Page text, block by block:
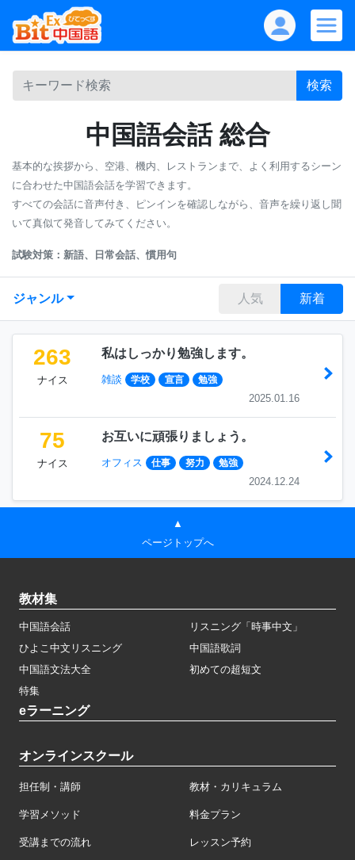
検索
中国語会話 総合
基本的な挨拶から、空港、機内、レストランまで、よく利用するシーン
に合わせた中国語会話を学習できます。
すべての会話に音声付き、ピンインを確認しながら、音声を繰り返し聞
いて真似て発音してみてください。
試験対策：新語、日常会話、慣用句
ジャンル 人気 新着
263
ナイス
私はしっかり勉強します。
雑談 学校 宣言 勉強
2025.01.16
75
ナイス
お互いに頑張りましょう。
オフィス 仕事 努力 勉強
2024.12.24
▲
ページトップへ
教材集
中国語会話
リスニング「時事中文」
ひよこ中文リスニング
中国語歌詞
中国語文法大全
初めての超短文
特集
eラーニング
オンラインスクール
担任制・講師 教材・カリキュラム
学習メソッド 料金プラン
受講までの流れ レッスン予約